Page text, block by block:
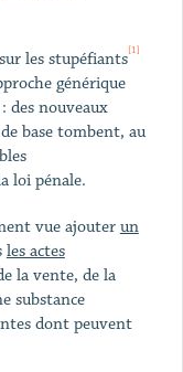
les stupéfiants[1]
générique
des nouveaux
base tombent, au
loi pénale.
vue ajouter un
les actes
la vente, de la
substance
dont peuvent